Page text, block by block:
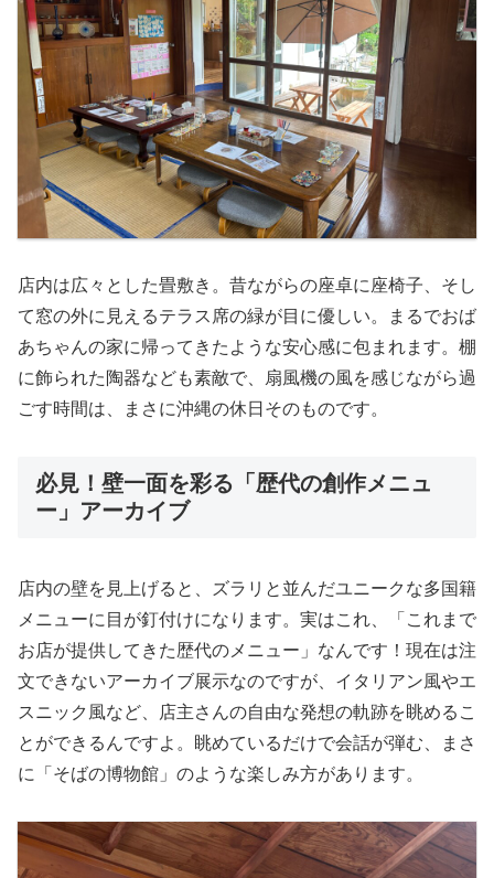
店内は広々とした畳敷き。昔ながらの座卓に座椅子、そし
て窓の外に見えるテラス席の緑が目に優しい。まるでおば
あちゃんの家に帰ってきたような安心感に包まれます。棚
に飾られた陶器なども素敵で、扇風機の風を感じながら過
ごす時間は、まさに沖縄の休日そのものです。
必見！壁一面を彩る「歴代の創作メニュ
ー」アーカイブ
店内の壁を見上げると、ズラリと並んだユニークな多国籍
メニューに目が釘付けになります。実はこれ、「これまで
お店が提供してきた歴代のメニュー」なんです！現在は注
文できないアーカイブ展示なのですが、イタリアン風やエ
スニック風など、店主さんの自由な発想の軌跡を眺めるこ
とができるんですよ。眺めているだけで会話が弾む、まさ
に「そばの博物館」のような楽しみ方があります。